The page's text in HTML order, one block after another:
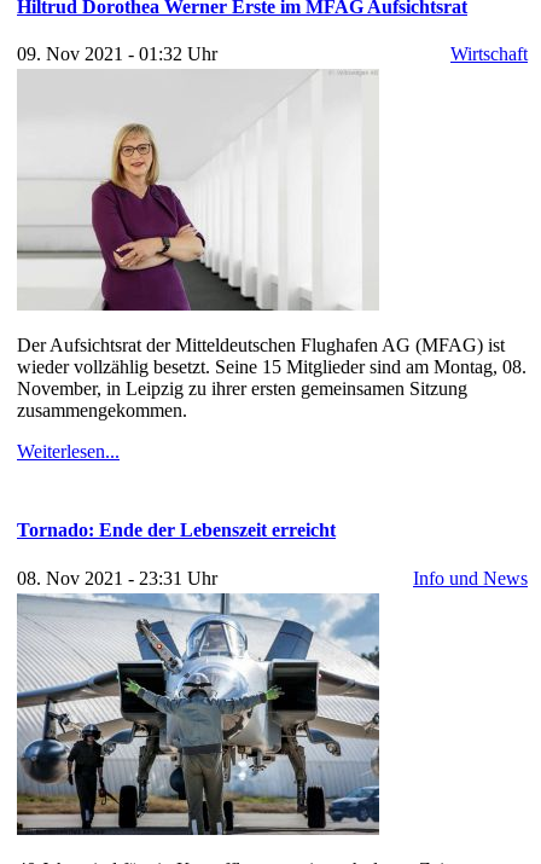
Hiltrud Dorothea Werner Erste im MFAG Aufsichtsrat
09. Nov 2021 - 01:32 Uhr Wirtschaft
Der Aufsichtsrat der Mitteldeutschen Flughafen AG (MFAG) ist
wieder vollzählig besetzt. Seine 15 Mitglieder sind am Montag, 08.
November, in Leipzig zu ihrer ersten gemeinsamen Sitzung
zusammengekommen.
Weiterlesen...
Tornado: Ende der Lebenszeit erreicht
08. Nov 2021 - 23:31 Uhr Info und News